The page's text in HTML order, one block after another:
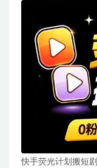
快手荧光计划搬短